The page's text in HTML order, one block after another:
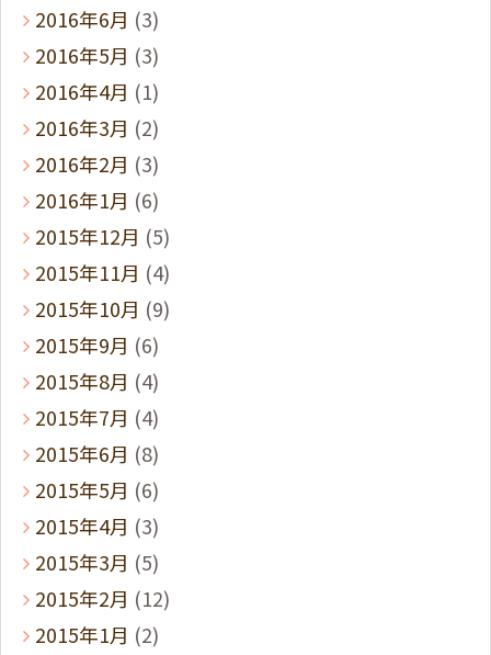
2016年6月 (3)
2016年5月 (3)
2016年4月 (1)
2016年3月 (2)
2016年2月 (3)
2016年1月 (6)
2015年12月 (5)
2015年11月 (4)
2015年10月 (9)
2015年9月 (6)
2015年8月 (4)
2015年7月 (4)
2015年6月 (8)
2015年5月 (6)
2015年4月 (3)
2015年3月 (5)
2015年2月 (12)
2015年1月 (2)